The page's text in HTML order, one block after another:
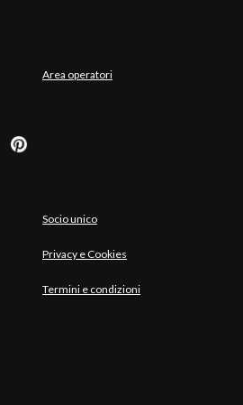
Area operatori
Socio unico
Privacy e Cookies
Termini e condizioni